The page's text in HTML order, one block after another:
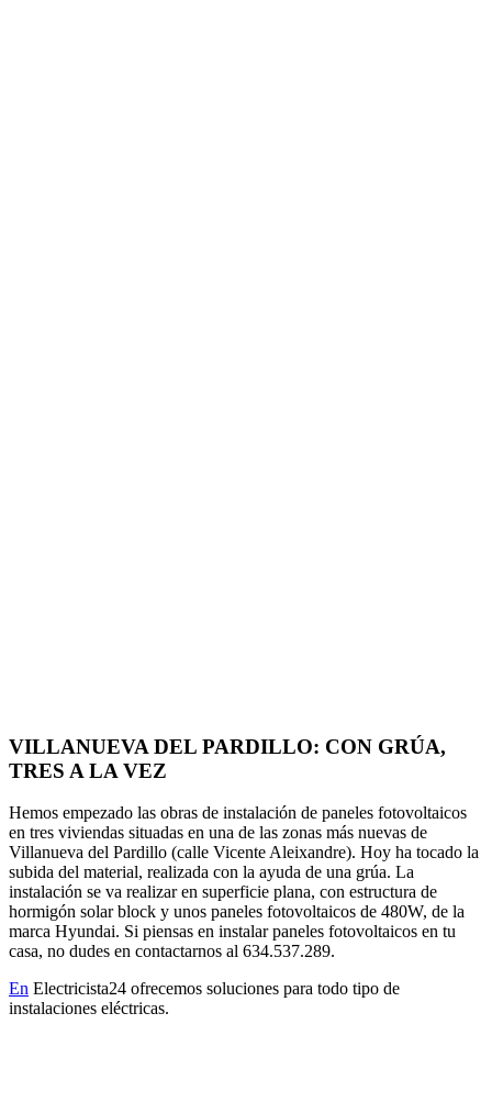
VILLANUEVA DEL PARDILLO: CON GRÚA,
TRES A LA VEZ
Hemos empezado las obras de instalación de paneles fotovoltaicos
en tres viviendas situadas en una de las zonas más nuevas de
Villanueva del Pardillo (calle Vicente Aleixandre). Hoy ha tocado la
subida del material, realizada con la ayuda de una grúa. La
instalación se va realizar en superficie plana, con estructura de
hormigón solar block y unos paneles fotovoltaicos de 480W, de la
marca Hyundai. Si piensas en instalar paneles fotovoltaicos en tu
casa, no dudes en contactarnos al 634.537.289.
En Electricista24 ofrecemos soluciones para todo tipo de
instalaciones eléctricas.